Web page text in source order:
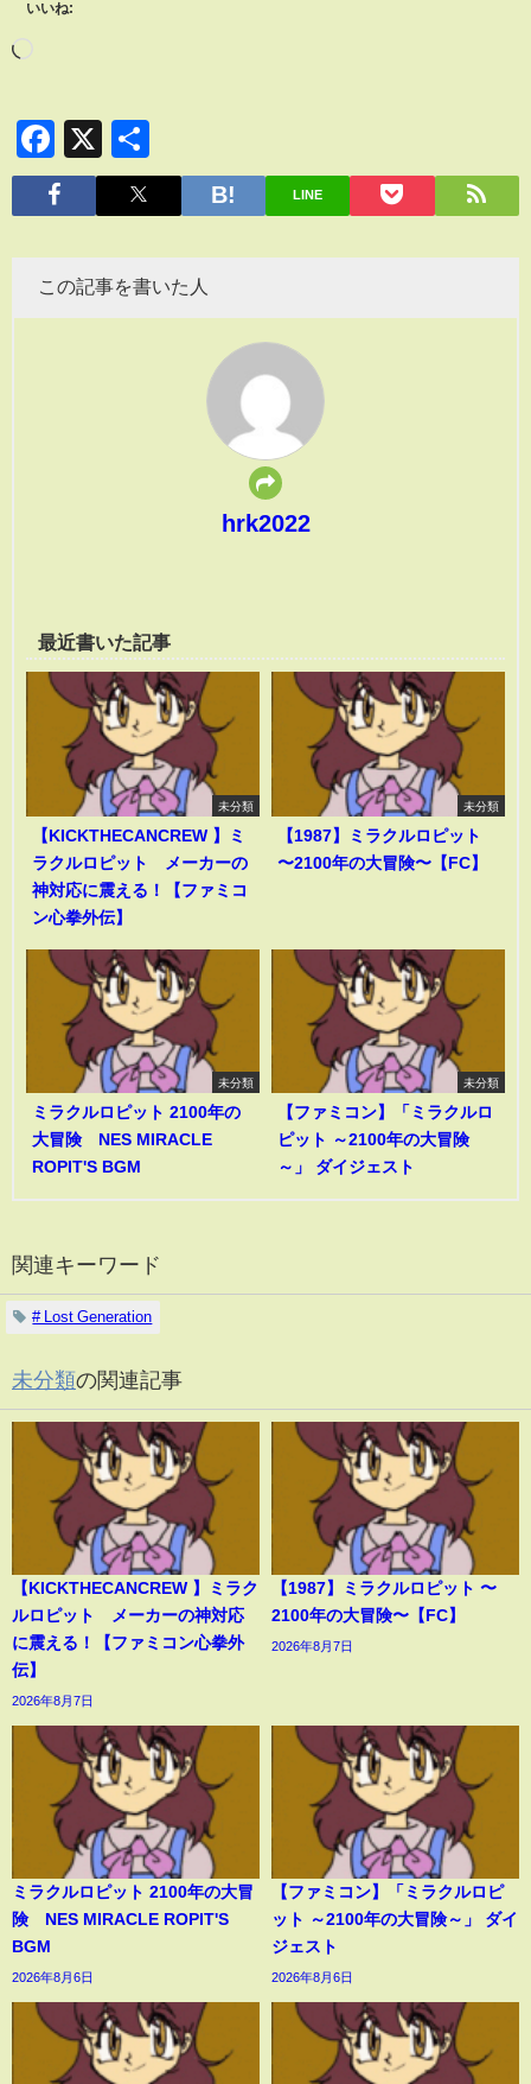
いいね:
Facebook
X
有
LINE
この記事を書いた人
hrk2022
最近書いた記事
未分類
【KICKTHECANCREW 】ミ
ラクルロピット メーカーの
神対応に震える！【ファミコ
ン心拳外伝】
未分類
【1987】ミラクルロピット
〜2100年の大冒険〜【FC】
未分類
ミラクルロピット 2100年の
大冒険 NES MIRACLE
ROPIT'S BGM
未分類
【ファミコン】「ミラクルロ
ピット ～2100年の大冒険
～」 ダイジェスト
関連キーワード
# Lost Generation
未分類の関連記事
【KICKTHECANCREW 】ミラク
ルロピット メーカーの神対応
に震える！【ファミコン心拳外
伝】
2026年8月7日
【1987】ミラクルロピット 〜
2100年の大冒険〜【FC】
2026年8月7日
ミラクルロピット 2100年の大冒
険 NES MIRACLE ROPIT'S
BGM
2026年8月6日
【ファミコン】「ミラクルロピ
ット ～2100年の大冒険～」 ダイ
ジェスト
2026年8月6日